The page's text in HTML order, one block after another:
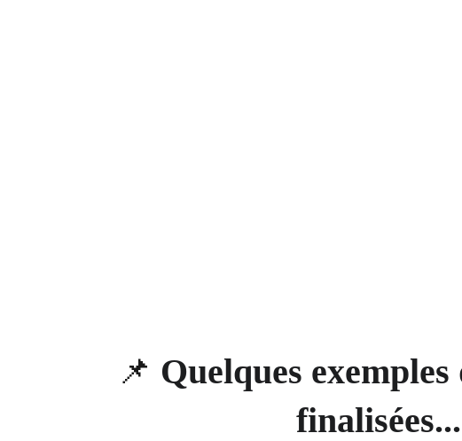
📌 Quelques exemples
finalisées...